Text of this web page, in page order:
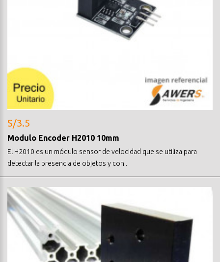
S/3.5
Modulo Encoder H2010 10mm
El H2010 es un módulo sensor de velocidad que se utiliza para
detectar la presencia de objetos y con..